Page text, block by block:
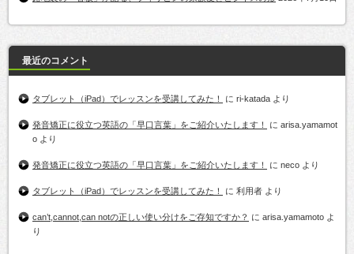
最近のコメント
タブレット（iPad）でレッスンを受講してみた！ に ri-katada より
発音矯正に役立つ英語の「早口言葉」をご紹介いたします！ に arisa.yamamot
o より
発音矯正に役立つ英語の「早口言葉」をご紹介いたします！ に neco より
タブレット（iPad）でレッスンを受講してみた！ に 利用者 より
can’t,cannot,can notの正しい使い分けをご存知ですか？ に arisa.yamamoto よ
り